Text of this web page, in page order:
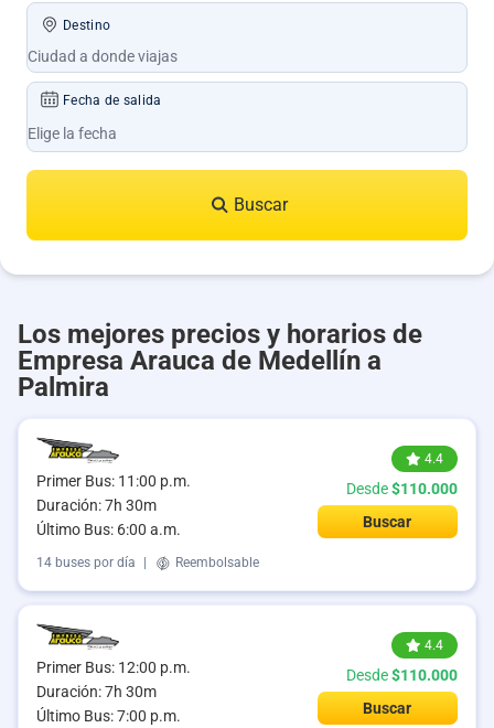
Destino
Fecha de salida
Buscar
Los mejores precios y horarios de
Empresa Arauca de Medellín a
Palmira
Primer Bus: 11:00 p.m.
Duración: 7h 30m
Último Bus: 6:00 a.m.
4.4
Desde$110.000
Buscar
14 buses por día Reembolsable
Primer Bus: 12:00 p.m.
Duración: 7h 30m
Último Bus: 7:00 p.m.
4.4
Desde$110.000
Buscar